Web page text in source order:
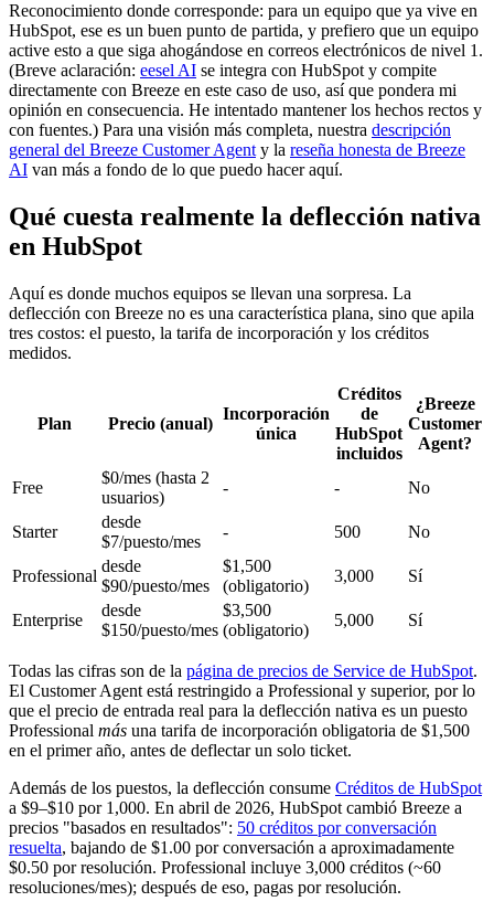
Reconocimiento donde corresponde: para un equipo que ya vive en
HubSpot, ese es un buen punto de partida, y prefiero que un equipo
active esto a que siga ahogándose en correos electrónicos de nivel 1.
(Breve aclaración: eesel AI se integra con HubSpot y compite
directamente con Breeze en este caso de uso, así que pondera mi
opinión en consecuencia. He intentado mantener los hechos rectos y
con fuentes.) Para una visión más completa, nuestra descripción
general del Breeze Customer Agent y la reseña honesta de Breeze
AI van más a fondo de lo que puedo hacer aquí.
Qué cuesta realmente la deflección nativa
en HubSpot
Aquí es donde muchos equipos se llevan una sorpresa. La
deflección con Breeze no es una característica plana, sino que apila
tres costos: el puesto, la tarifa de incorporación y los créditos
medidos.
Plan Precio (anual)
Incorporación
única
Créditos
de
HubSpot
incluidos
¿Breeze
Customer
Agent?
Free
$0/mes (hasta 2
usuarios)
- - No
Starter
desde
$7/puesto/mes
- 500 No
Professional
desde
$90/puesto/mes
$1,500
(obligatorio)
3,000 Sí
Enterprise
desde
$150/puesto/mes
$3,500
(obligatorio)
5,000 Sí
Todas las cifras son de la página de precios de Service de HubSpot.
El Customer Agent está restringido a Professional y superior, por lo
que el precio de entrada real para la deflección nativa es un puesto
Professional más una tarifa de incorporación obligatoria de $1,500
en el primer año, antes de deflectar un solo ticket.
Además de los puestos, la deflección consume Créditos de HubSpot
a $9–$10 por 1,000. En abril de 2026, HubSpot cambió Breeze a
precios "basados en resultados": 50 créditos por conversación
resuelta, bajando de $1.00 por conversación a aproximadamente
$0.50 por resolución. Professional incluye 3,000 créditos (~60
resoluciones/mes); después de eso, pagas por resolución.